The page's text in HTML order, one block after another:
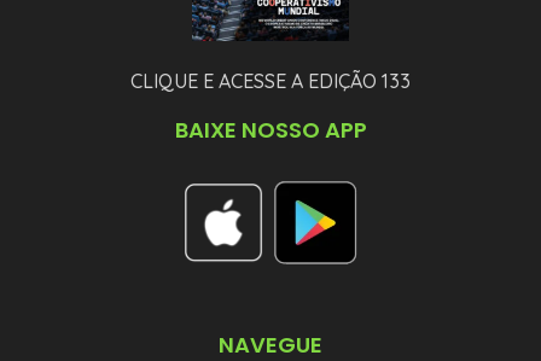
CLIQUE E ACESSE A EDIÇÃO 133
BAIXE NOSSO APP
NAVEGUE